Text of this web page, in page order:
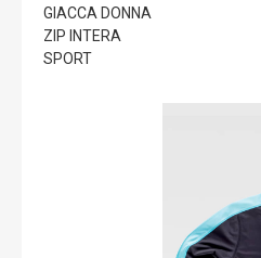
GIACCA DONNA
ZIP INTERA
SPORT